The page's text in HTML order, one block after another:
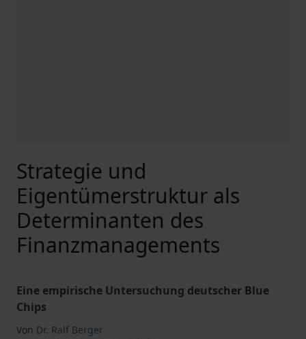
Strategie und
Eigentümerstruktur als
Determinanten des
Finanzmanagements
Eine empirische Untersuchung deutscher Blue
Chips
Von Dr. Ralf Berger